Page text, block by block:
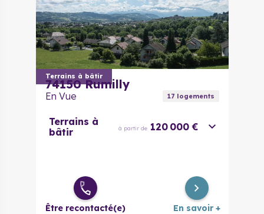
Terrains à bâtir
74150 Rumilly
En Vue 17logements
Terrains à
bâtir
à partir de 120 000 €
Être recontacté(e) En savoir +